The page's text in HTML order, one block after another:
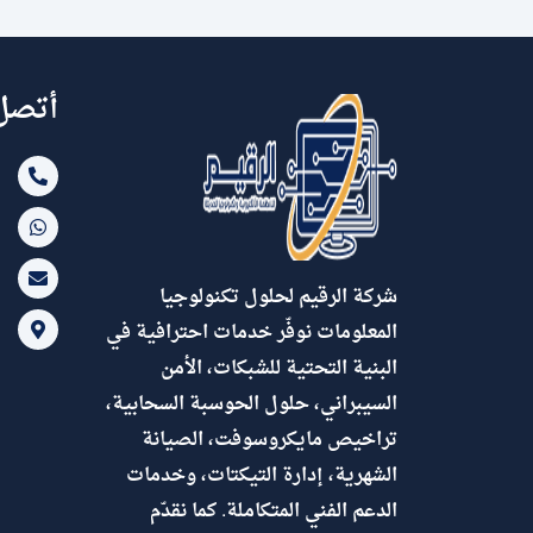
شركة الرقيم لحلول تكنولوجيا
المعلومات نوفّر خدمات احترافية في
البنية التحتية للشبكات، الأمن
السيبراني، حلول الحوسبة السحابية،
تراخيص مايكروسوفت، الصيانة
الشهرية، إدارة التيكتات، وخدمات
الدعم الفني المتكاملة. كما نقدّم